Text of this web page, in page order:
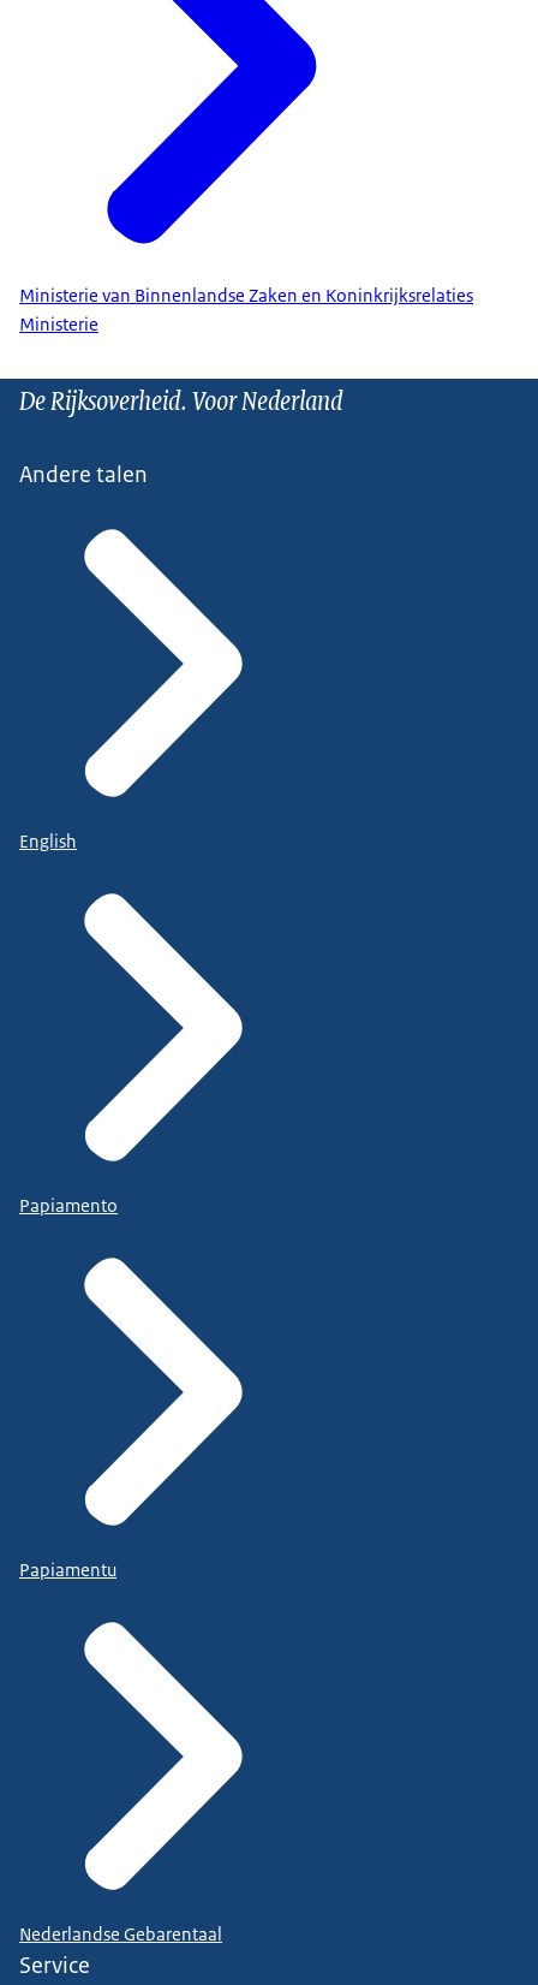
Ministerie van Binnenlandse Zaken en Koninkrijksrelaties
Ministerie
De Rijksoverheid. Voor Nederland
Andere talen
English
Papiamento
Papiamentu
Nederlandse Gebarentaal
Service